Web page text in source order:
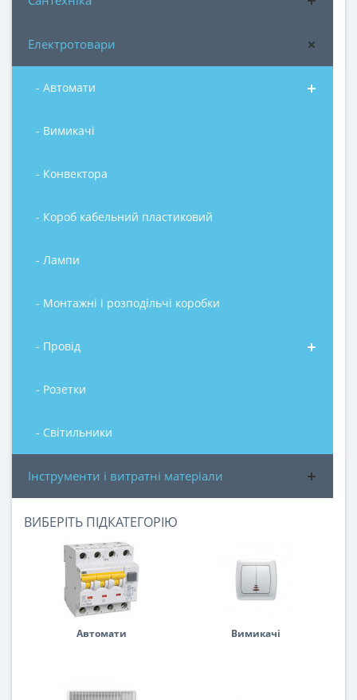
Електротовари
- Автомати
- Вимикачі
- Конвектора
- Короб кабельний пластиковий
- Лампи
- Монтажні і розподільчі коробки
- Провід
- Розетки
- Світильники
Інструменти і витратні матеріали
ВИБЕРІТЬ ПІДКАТЕГОРІЮ
Автомати Вимикачі